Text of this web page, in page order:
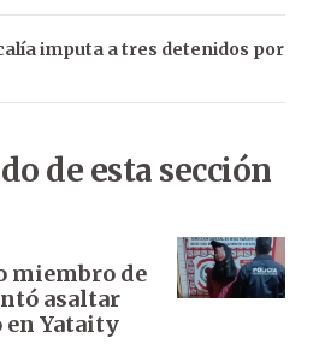
imputa a tres detenidos por
de esta sección
miembro de
asaltar
Yataity